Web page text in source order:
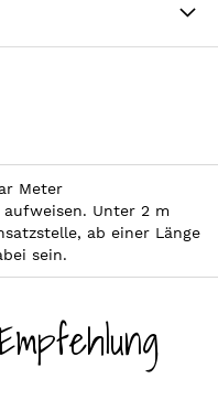
Meter
Unter 2 m
ab einer Länge
sein.